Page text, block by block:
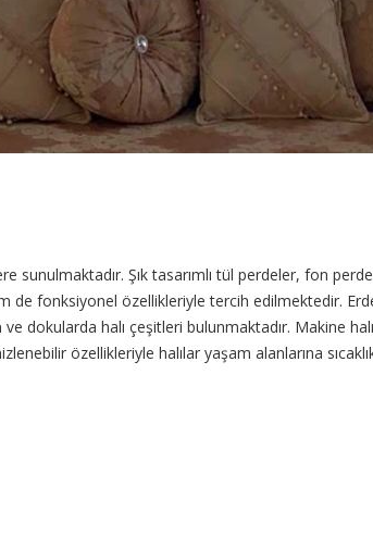
sunulmaktadır. Şık tasarımlı tül perdeler, fon
de fonksiyonel özellikleriyle tercih edilmektedir.
dokularda halı çeşitleri bulunmaktadır. Makine
özellikleriyle halılar yaşam alanlarına